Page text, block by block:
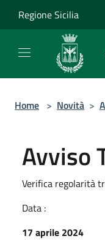
Regione Sicilia
Home > Novità >
Avviso
Verifica regolarità
Data :
17 aprile 2024